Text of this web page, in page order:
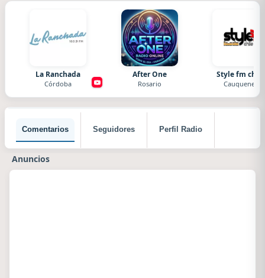
La Ranchada
Córdoba
After One
Rosario
Style fm chile
Cauquenes
Comentarios Seguidores Perfil Radio
Anuncios